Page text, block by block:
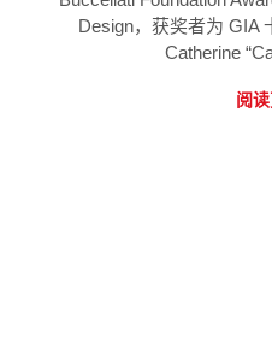
Design，获奖者为 GIA
Catherine
阅